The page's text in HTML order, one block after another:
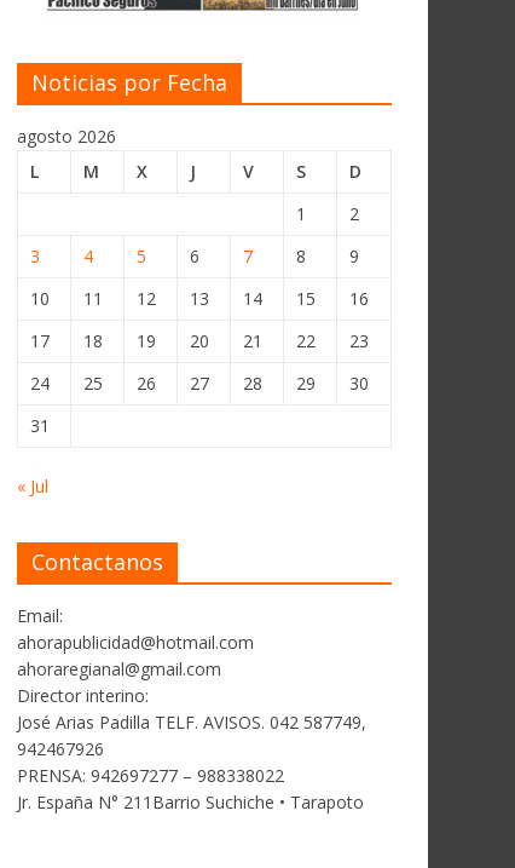
Noticias por Fecha
agosto 2026
L
M X J V S
D
1
2
3
4 5 6 7 8
9
10
11 12 13 14 15
16
17
18 19 20 21 22
23
24
25 26 27 28 29
30
31
« Jul
Contactanos
Email:
ahorapublicidad@hotmail.com
ahoraregianal@gmail.com
Director interino:
José Arias Padilla TELF. AVISOS. 042 587749,
942467926
PRENSA: 942697277 – 988338022
Jr. España N° 211Barrio Suchiche • Tarapoto